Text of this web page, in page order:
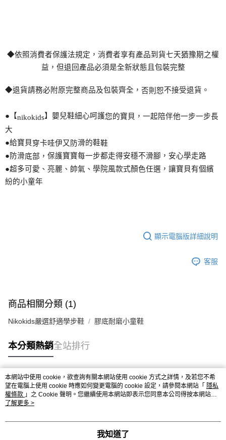
◆依照消費者保護法規定，消費者享有產品到貨七天猶豫期之權
益，但退回 產品必須是全新狀態且包裝完整
◆退貨請務必附原完整商品及包裝齊全， 否則恕不接受退貨。
●【nikokids】嬰兒鞋細心呵護您的寶貝，一起陪伴他一步一步長
大
●給寶貝穿卡哇伊又防滑的鞋鞋
●防滑底部， 保護寶寶每一步都走得安穩不滑腳 ，安心學走路
●超多可愛、亮麗、帥氣、學院風款式顏色任選，讓寶貝有個繽
紛的小童年
顯示電腦版詳細說明
客服
商品相關分類 (1)
Nikokids嚴選舒適學步鞋 膠底耐磨小童鞋
本分類熱銷全站排行
熱門標籤
本網站中使用 cookie，欲查詢有關本網站使用 cookie 方式之詳情，及若您不希
望在電腦上使用 cookie 時應如何變更電腦的 cookie 設定，請參閱本網站「 隱私
權條款 」之 Cookie 聲明。您繼續使用本網站即表示您同意本公司得按本網站使
用條款之 Cookie 聲明使用 cookie。
了解更多 >
我知道了